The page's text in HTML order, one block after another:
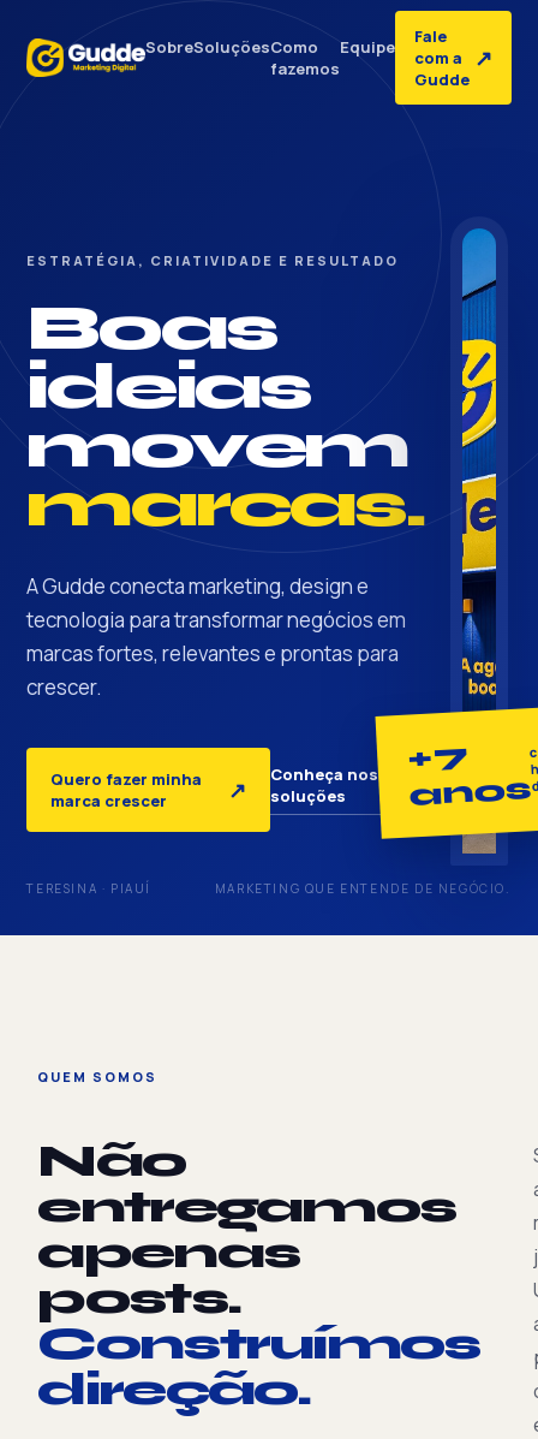
SobreSoluçõesComo
fazemos
Equipe
Fale
com a
Gudde
↗
ESTRATÉGIA, CRIATIVIDADE E RESULTADO
Boas
ideias
movem
marcas.
A Gudde conecta marketing, design e
tecnologia para transformar negócios em
marcas fortes, relevantes e prontas para
crescer.
Quero fazer minha
marca crescer
↗
Conheça nossas
soluções
↓
+7
anos
TERESINA · PIAUÍ MARKETING QUE ENTENDE DE NEGÓCIO.
QUEM SOMOS
Não
entregamos
apenas
posts.
Construímos
direção.